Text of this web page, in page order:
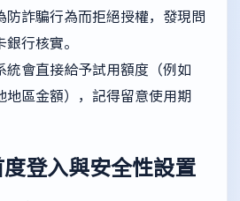
防詐騙行為而拒絕授權，發現問
行核實。
統會直接給予試用額度（例如
地區金額），記得留意使用期
登入與安全性設置